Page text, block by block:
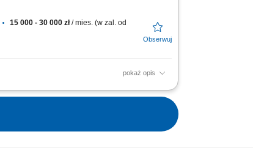
15 000 - 30 000 zł/ mies. (w zal. od
pokaż opis
klientów biznesowych i budowanie